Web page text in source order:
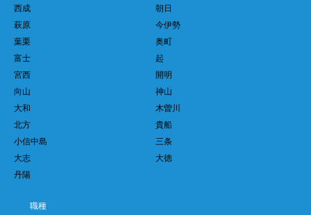
西成
朝日
萩原
今伊勢
葉栗
奥町
富士
起
宮西
開明
向山
神山
大和
木曽川
北方
貴船
小信中島
三条
大志
大徳
丹陽
職種